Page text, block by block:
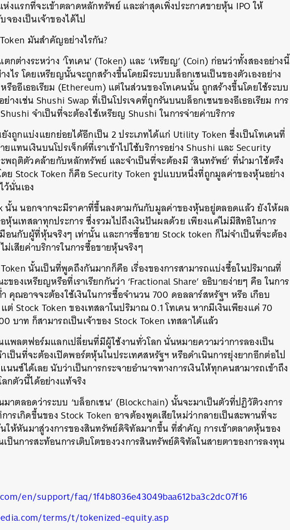
งแรกที่จะเข้าตลาดหลักทรัพย์ และล่าสุดเพิ่งประกาศขายหุ้น IPO ให้
องเป็นเจ้าของได้ไป
มันสำคัญอย่างไรกัน?
กต่างระหว่าง ‘โทเคน’ (Token) และ ‘เหรียญ’ (Coin) ก่อนว่าทั้งสองอย่างนี้
ไร โดยเหรียญนั้นจะถูกสร้างขึ้นโดยมีระบบบล็อกเชนเป็นของตัวเองอย่าง
ออีเธอเรียม (Ethereum) แต่ในส่วนของโทเคนนั้น ถูกสร้างขึ้นโดยใช้ระบบ
งเช่น Shushi Swap ที่เป็นโปรเจคที่ถูกรันบนบล็อกเชนของอีเธอเรียม การ
จำเป็นที่จะต้องใช้เหรียญ Shushi ในการจ่ายค่าบริการ
งถูกแบ่งแยกย่อยได้อีกเป็น 2 ประเภทได้แก่ Utility Token ซึ่งเป็นโทเคนที่
แทนเงินบนโปรเจ็กต์ที่เราเข้าไปใช้บริการอย่าง Shushi และ Security
พฤติตัวคล้ายกับหลักทรัพย์ และจำเป็นที่จะต้องมี ‘สินทรัพย์’ ที่นำมาใช้ตรึง
ย Stock Token ก็คือ Security Token รูปแบบหนึ่งที่ถูกมูลค่าของหุ้นอย่าง
นั่นเอง
นั้น นอกจากจะมีราคาที่ขึ้นลงตามกันกับมูลค่าของหุ้นอยู่ตลอดแล้ว ยังให้ผล
นเทสลาทุกประการ ซึ่งรวมไปถึงเงินปันผลด้วย เพียงแค่ไม่มีสิทธิในการ
อนกับผู้ที่หุ้นจริงๆ เท่านั้น และการซื้อขาย Stock token ก็ไม่จำเป็นที่จะต้อง
ม่เสียค่าบริการในการซื้อขายหุ้นจริงๆ
นั้นเป็นที่พูดถึงกันมากก็คือ เรื่องของการสามารถแบ่งซื้อในปริมาณที่
องเหรียญหรือที่เราเรียกกันว่า ‘Fractional Share’ อธิบายง่ายๆ คือ ในการ
คุณอาจจะต้องใช้เงินในการซื้อจำนวน 700 ดอลลาร์สหรัฐฯ หรีอ เกือบ
ต่ Stock Token ของเทสลาในปริมาณ 0.1 โทเคน หากมีเงินเพียงแค่ 70
บาท ก็สามารถเป็นเจ้าของ Stock Token เทสลาได้แล้ว
พลตฟอร์มแลกเปลี่ยนที่มีผู้ใช้งานทั่วโลก นั่นหมายความว่าการลองเป็น
เป็นที่จะต้องเปิดพอร์ตหุ้นในประเทศสหรัฐฯ หรือดำเนินการยุ่งยากอีกต่อไป
นซ์ได้เลย นับว่าเป็นการกระจายอำนาจทางการเงินให้ทุกคนสามารถเข้าถึง
กตัวนี้ได้อย่างแท้จริง
มาตลอดว่าระบบ ‘บล็อกเชน’ (Blockchain) นั้นจะมาเป็นตัวที่ปฏิวัติวงการ
ารเกิดขึ้นของ Stock Token อาจต้องพูดเสียใหม่ว่ากลายเป็นสะพานที่จะ
ห้หันมาสู่วงการของสินทรัพย์ดิจิทัลมากขึ้น ที่สำคัญ การเข้าตลาดหุ้นของ
ป็นการสะท้อนการเติบโตของวงการสินทรัพย์ดิจิทัลในสายตาของการลงทุน
en/support/faq/1f4b8036e43049baa612ba3c2dc07f16
terms/t/tokenized-equity.asp
SHARE TWEET LINE EMAIL